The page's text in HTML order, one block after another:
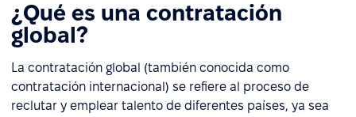
¿Qué es una contratación
global?
La contratación global (también conocida como
contratación internacional) se refiere al proceso de
reclutar y emplear talento de diferentes países, ya sea